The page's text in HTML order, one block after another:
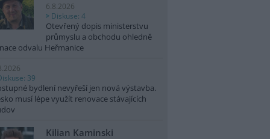
6.8.2026
Diskuse: 4
Otevřený dopis ministerstvu
průmyslu a obchodu ohledně
odvalu Heřmanice
39
bydlení nevyřeší jen nová výstavba.
musí lépe využít renovace stávajících
Kilian Kaminski